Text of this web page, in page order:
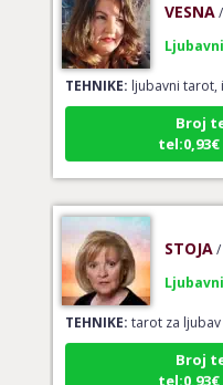
TEHNIKE:ljubavni tarot,
Broj
TEHNIKE:tarot za ljubav
Broj